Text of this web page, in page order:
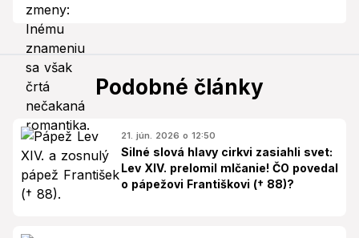
Podobné články
21. jún. 2026 o 12:50
Silné slová hlavy cirkvi zasiahli svet:
Lev XIV. prelomil mlčanie! ČO povedal
o pápežovi Františkovi († 88)?